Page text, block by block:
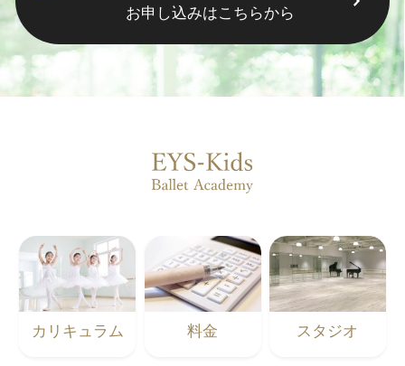
お申し込みはこちらから
カリキュラム 料金 スタジオ